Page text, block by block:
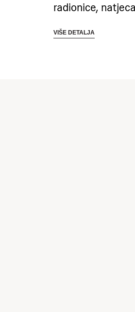
radionice,
Polaznici trebaju
VIŠE DETALJA